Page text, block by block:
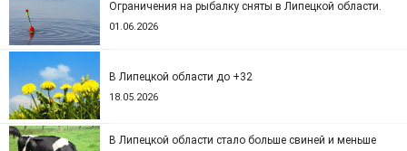
Ограничения на рыбалку сняты в Липецкой области.
01.06.2026
В Липецкой области до +32
18.05.2026
В Липецкой области стало больше свиней и меньше